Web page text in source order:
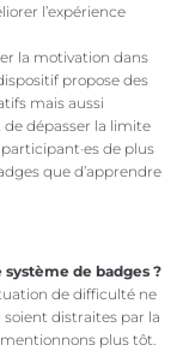
l’expérience
la motivation dans
propose des
mais aussi
dépasser la limite
de plus
que d’apprendre
de badges ?
de difficulté ne
soient distraites par la
plus tôt.